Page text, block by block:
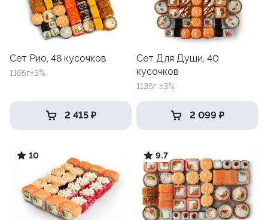
Сет Рио, 48 кусочков
1165г±3%
2 415 ₽
Сет Для Души, 40
кусочков
1135г ±3%
2 099 ₽
10 9.7